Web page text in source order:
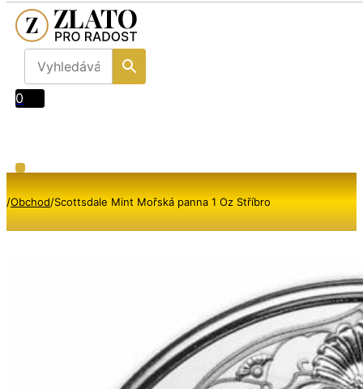
0
/Obchod/Scottsdale Mint Mořská panna 1 Oz Stříbro